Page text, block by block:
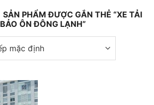
SẢN PHẨM ĐƯỢC GẮN THẺ “XE TẢI
BẢO ÔN ĐÔNG LẠNH”